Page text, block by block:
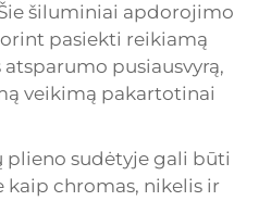
šiluminiai apdorojimo
pasiekti reikiamą
pusiausvyrą,
veikimą pakartotinai
plieno sudėtyje gali būti
chromas, nikelis ir